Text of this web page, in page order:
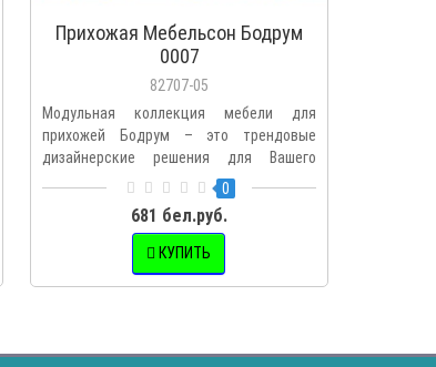
Прихожая Мебельсон Бодрум
0007
82707-05
Модульная коллекция мебели для
прихожей Бодрум – это трендовые
дизайнерские решения для Вашего
0
681 бел.руб.
КУПИТЬ